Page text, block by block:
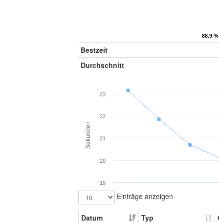
88.9
88.9
Bestzeit
Durchschnitt
Sekunden
19
20
21
22
23
Einträge anzeigen
Datum Typ